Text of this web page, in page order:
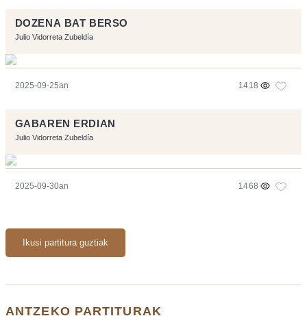
DOZENA BAT BERSO
Julio Vidorreta Zubeldía
2025-09-25an 1418
GABAREN ERDIAN
Julio Vidorreta Zubeldía
2025-09-30an 1468
Ikusi partitura guztiak
ANTZEKO PARTITURAK